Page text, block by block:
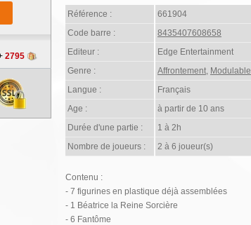
2795
Référence :
661904
Code barre :
8435407608658
Editeur :
Edge Entertainment
Genre :
Affrontement, Modulable
Langue :
Français
Age :
à partir de 10 ans
Durée d'une partie :
1 à 2h
Nombre de joueurs :
2 à 6 joueur(s)
Contenu :
- 7 figurines en plastique déjà assemblées
- 1 Béatrice la Reine Sorcière
- 6 Fantôme